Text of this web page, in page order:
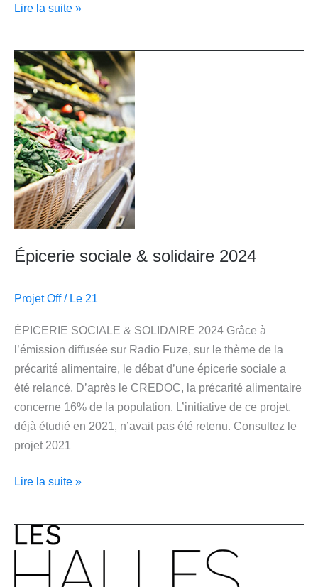
Lire la suite »
Épicerie sociale & solidaire 2024
Projet Off/ Le 21
ÉPICERIE SOCIALE & SOLIDAIRE 2024 Grâce à
l’émission diffusée sur Radio Fuze, sur le thème de la
précarité alimentaire, le débat d’une épicerie sociale a
été relancé. D’après le CREDOC, la précarité alimentaire
concerne 16% de la population. L’initiative de ce projet,
déjà étudié en 2021, n’avait pas été retenu. Consultez le
projet 2021
Épicerie
sociale
&
solidaire
2024
Lire la suite »
halles
numériques